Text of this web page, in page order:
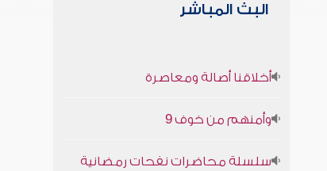
البث المباشر
أخلاقنا أصالة ومعاصرة
وأمنهم من خوف 9
سلسلة محاضرات نفحات رمضانية